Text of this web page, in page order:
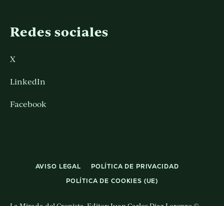
Redes sociales
X
LinkedIn
Facebook
AVISO LEGAL
POLÍTICA DE PRIVACIDAD
POLÍTICA DE COOKIES (UE)